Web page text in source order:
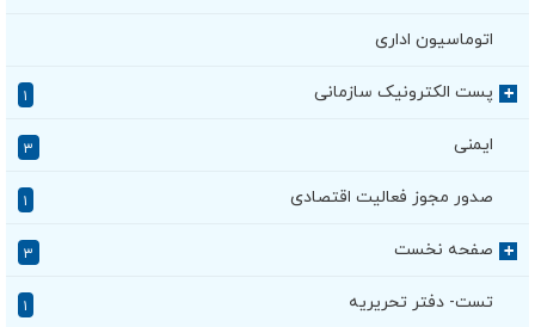
اتوماسیون اداری
+ پست الکترونیک سازمانی
ایمنی ۳
صدور مجوز فعالیت اقتصادی
+ صفحه نخست ۳
تست- دفتر تحریریه